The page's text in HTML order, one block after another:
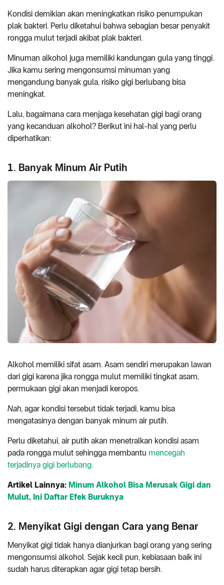
Kondisi demikian akan meningkatkan risiko penumpukan
plak bakteri. Perlu diketahui bahwa sebagian besar penyakit
rongga mulut terjadi akibat plak bakteri.
Minuman alkohol juga memiliki kandungan gula yang tinggi.
Jika kamu sering mengonsumsi minuman yang
mengandung banyak gula, risiko gigi berlubang bisa
meningkat.
Lalu, bagaimana cara menjaga kesehatan gigi bagi orang
yang kecanduan alkohol? Berikut ini hal-hal yang perlu
diperhatikan:
1. Banyak Minum Air Putih
Alkohol memiliki sifat asam. Asam sendiri merupakan lawan
dari gigi karena jika rongga mulut memiliki tingkat asam,
permukaan gigi akan menjadi keropos.
Nah, agar kondisi tersebut tidak terjadi, kamu bisa
mengatasinya dengan banyak minum air putih.
Perlu diketahui, air putih akan menetralkan kondisi asam
pada rongga mulut sehingga membantu mencegah
terjadinya gigi berlubang.
Artikel Lainnya: Minum Alkohol Bisa Merusak Gigi dan
Mulut, Ini Daftar Efek Buruknya
2. Menyikat Gigi dengan Cara yang Benar
Menyikat gigi tidak hanya dianjurkan bagi orang yang sering
mengonsumsi alkohol. Sejak kecil pun, kebiasaan baik ini
sudah harus diterapkan agar gigi tetap bersih.